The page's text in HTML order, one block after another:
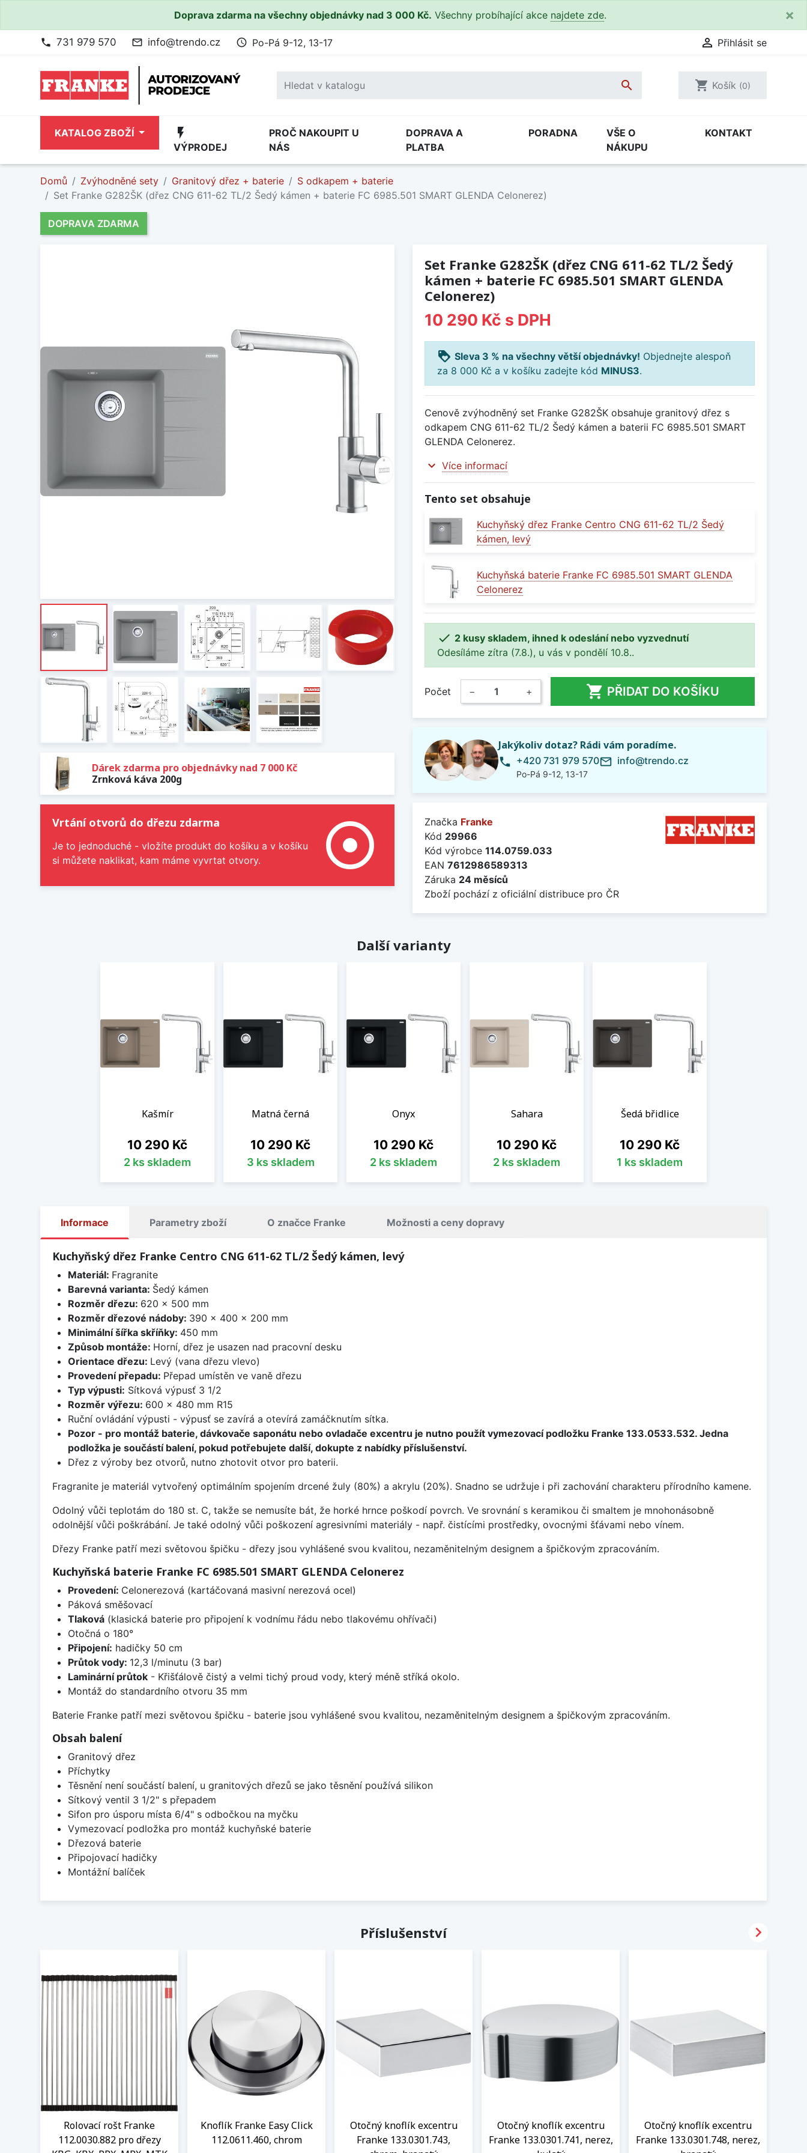
Doprava zdarma na všechny objednávky nad 3 000 Kč. Všechny probíhající akce najdete zde. ×
phone 731 979 570 mail_outline info@trendo.cz access_time Po-Pá 9-12, 13-17  Přihlásit se
 shopping_cart Košík (0)
KATALOG ZBOŽÍ flash_on
VÝPRODEJ
PROČ NAKOUPIT U
NÁS
DOPRAVA A
PLATBA
PORADNA
VŠE O
NÁKUPU
KONTAKT
Domů Zvýhodněné sety Granitový dřez + baterie
S odkapem + baterie
Set Franke G282ŠK (dřez CNG 611-62 TL/2 Šedý kámen + baterie FC 6985.501 SMART GLENDA Celonerez)
DOPRAVA ZDARMA
Dárek zdarma pro objednávky nad 7 000 Kč
Zrnková káva 200g
Vrtání otvorů do dřezu zdarma
Je to jednoduché - vložíte produkt do košíku a v košíku
si můžete naklikat, kam máme vyvrtat otvory.
adjust
Set Franke G282ŠK (dřez CNG 611-62 TL/2 Šedý
kámen + baterie FC 6985.501 SMART GLENDA
Celonerez)
10 290 Kč s DPH
loyalty Sleva 3 % na všechny větší objednávky! Objednejte alespoň
za 8 000 Kč a v košíku zadejte kód MINUS3.
Cenově zvýhodněný set Franke G282ŠK obsahuje granitový dřez s
odkapem CNG 611-62 TL/2 Šedý kámen a baterii FC 6985.501 SMART
GLENDA Celonerez.
expand_more Více informací
Tento set obsahuje
Kuchyňský dřez Franke Centro CNG 611-62 TL/2 Šedý
kámen, levý
Kuchyňská baterie Franke FC 6985.501 SMART GLENDA
Celonerez
 2 kusy skladem, ihned k odeslání nebo vyzvednutí
Odesíláme zítra (7.8.), u vás v pondělí 10.8..
Počet − +  PŘIDAT DO KOŠÍKU
Jakýkoliv dotaz? Rádi vám poradíme.
phone +420 731 979 570
Po-Pá 9-12, 13-17
mail_outline info@trendo.cz
Značka Franke
Kód 29966
Kód výrobce 114.0759.033
EAN 7612986589313
Záruka 24 měsíců
Zboží pochází z oficiální distribuce pro ČR
Další varianty
Kašmír
Cena
10 290 Kč
2 ks skladem
Matná černá
Cena
10 290 Kč
3 ks skladem
Onyx
Cena
10 290 Kč
2 ks skladem
Sahara
Cena
10 290 Kč
2 ks skladem
Šedá břidlice
Cena
10 290 Kč
1 ks skladem
Informace Parametry zboží O značce Franke Možnosti a ceny dopravy
Kuchyňský dřez Franke Centro CNG 611-62 TL/2 Šedý kámen, levý
Materiál: Fragranite
Barevná varianta: Šedý kámen
Rozměr dřezu: 620 x 500 mm
Rozměr dřezové nádoby: 390 x 400 x 200 mm
Minimální šířka skříňky: 450 mm
Způsob montáže: Horní, dřez je usazen nad pracovní desku
Orientace dřezu: Levý (vana dřezu vlevo)
Provedení přepadu: Přepad umístěn ve vaně dřezu
Typ výpusti: Sítková výpusť 3 1/2
Rozměr výřezu: 600 x 480 mm R15
Ruční ovládání výpusti - výpusť se zavírá a otevírá zamáčknutím sítka.
Pozor - pro montáž baterie, dávkovače saponátu nebo ovladače excentru je nutno použít vymezovací podložku Franke 133.0533.532. Jedna
podložka je součástí balení, pokud potřebujete další, dokupte z nabídky příslušenství.
Dřez z výroby bez otvorů, nutno zhotovit otvor pro baterii.
Fragranite je materiál vytvořený optimálním spojením drcené žuly (80%) a akrylu (20%). Snadno se udržuje i při zachování charakteru přírodního kamene.
Odolný vůči teplotám do 180 st. C, takže se nemusíte bát, že horké hrnce poškodí povrch. Ve srovnání s keramikou či smaltem je mnohonásobně
odolnější vůči poškrábání. Je také odolný vůči poškození agresivními materiály - např. čistícími prostředky, ovocnými šťávami nebo vínem.
Dřezy Franke patří mezi světovou špičku - dřezy jsou vyhlášené svou kvalitou, nezaměnitelným designem a špičkovým zpracováním.
Kuchyňská baterie Franke FC 6985.501 SMART GLENDA Celonerez
Provedení: Celonerezová (kartáčovaná masivní nerezová ocel)
Páková směšovací
Tlaková(klasická baterie pro připojení k vodnímu řádu nebo tlakovému ohřívači)
Otočná o 180°
Připojení: hadičky 50 cm
Průtok vody: 12,3 l/minutu (3 bar)
Laminární průtok- Křišťálově čistý a velmi tichý proud vody, který méně stříká okolo.
Montáž do standardního otvoru 35 mm
Baterie Franke patří mezi světovou špičku - baterie jsou vyhlášené svou kvalitou, nezaměnitelným designem a špičkovým zpracováním.
Obsah balení
Granitový dřez
Příchytky
Těsnění není součástí balení, u granitových dřezů se jako těsnění používá silikon
Sítkový ventil 3 1/2" s přepadem
Sifon pro úsporu místa 6/4" s odbočkou na myčku
Vymezovací podložka pro montáž kuchyňské baterie
Dřezová baterie
Připojovací hadičky
Montážní balíček
Příslušenství
Rolovací rošt Franke
112.0030.882 pro dřezy
Knoflík Franke Easy Click
112.0611.460, chrom
Otočný knoflík excentru
Franke 133.0301.743,
Otočný knoflík excentru
Franke 133.0301.741, nerez,
Otočný knoflík excentru
Franke 133.0301.748, nerez,
